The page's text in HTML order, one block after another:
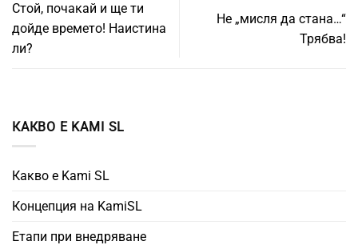
Стой, почакай и ще ти
дойде времето! Наистина
ли?
Не „мисля да стана…“
Трябва!
КАКВО Е KAMI SL
Какво е Kami SL
Концепция на KamiSL
Етапи при внедряване